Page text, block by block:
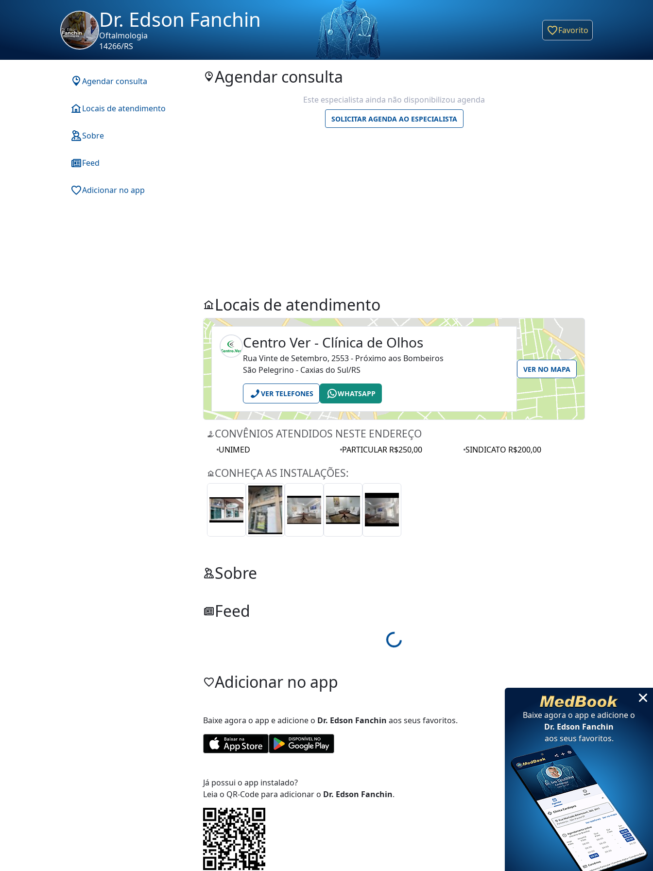
Dr. Edson Fanchin
Oftalmologia
14266/RS
Favorito
Agendar consulta
Locais de atendimento
Sobre
Feed
Adicionar no app
Agendar consulta
Locais de atendimento
Centro Ver - Clínica de Olhos
Rua Vinte de Setembro, 2553 - Próximo aos Bombeiros
São Pelegrino - Caxias do Sul/RS
VER TELEFONES WHATSAPP
VER NO MAPA
CONVÊNIOS ATENDIDOS NESTE ENDEREÇO
UNIMED PARTICULAR R$250,00 SINDICATO R$200,00
CONHEÇA AS INSTALAÇÕES:
Sobre
Feed
Loading...
Adicionar no app
Baixe agora o app e adicione o Dr. Edson Fanchin aos seus favoritos.
Já possui o app instalado?
Leia o QR-Code para adicionar o Dr. Edson Fanchin.
Baixe agora o app e adicioneo
Dr. Edson Fanchin
aos seus favoritos.